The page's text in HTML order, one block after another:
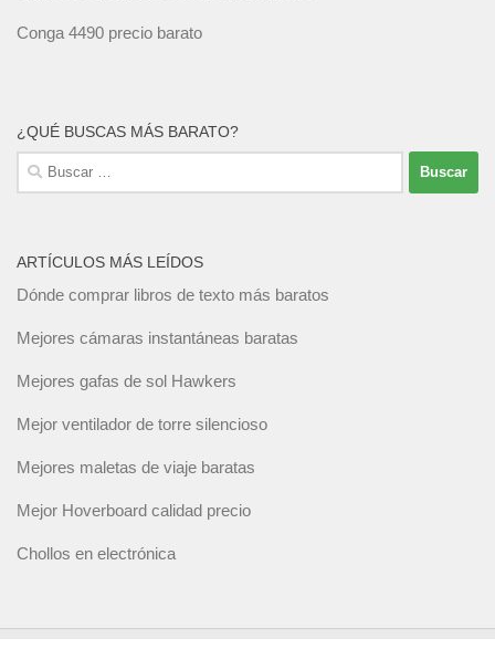
Conga 4490 precio barato
¿QUÉ BUSCAS MÁS BARATO?
Buscar:
ARTÍCULOS MÁS LEÍDOS
Dónde comprar libros de texto más baratos
Mejores cámaras instantáneas baratas
Mejores gafas de sol Hawkers
Mejor ventilador de torre silencioso
Mejores maletas de viaje baratas
Mejor Hoverboard calidad precio
Chollos en electrónica